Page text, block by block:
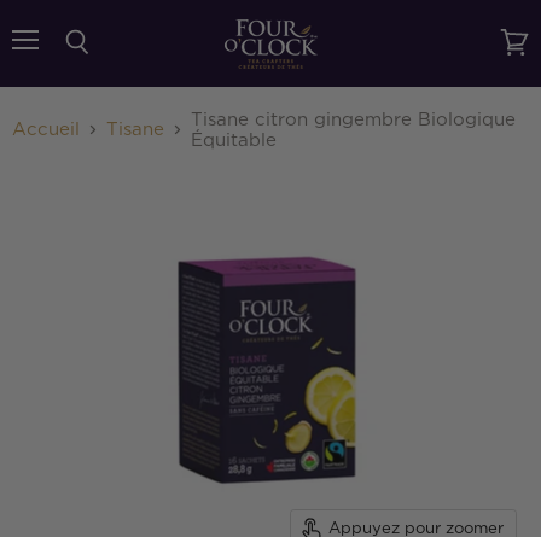
le
Accueil Tisane
Tisane citron gingembre Biologique
Équitable
Appuyez pour zoomer
{{currency}}{{discount}} undefined
View Cart